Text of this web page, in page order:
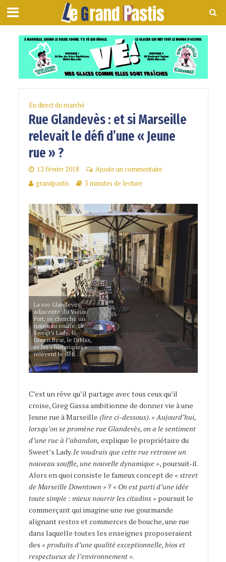
En direct du marché
Rue Glandevès : et si Marseille
relevait le défi d’une « Jeune
rue » ?
12 février 2018
Ajoute un commentaire
grandpastis
3 minutes de lecture
La rue Glandevès,
adjacente du Vieux-
Port, se cherche un
nouveau souffe. Le
Sweet’s Lady, le
Green Bear, le DrMax,
et les « historiques »
relèvent le défi…
C’est un rêve qu’il partage avec tous ceux qu’il
croise, Greg Gassa ambitionne de donner vie à une
Jeune rue à Marseille (lire ci-dessous). « Aujourd’hui,
lorsqu’on se promène rue Glandevès, on a le sentiment
d’une rue à l’abandon, explique le propriétaire du
Sweet’s Lady. Je voudrais que cette rue retrouve un
nouveau souffle, une nouvelle dynamique », poursuit-il.
Alors en quoi consiste le fameux concept de « street
de Marseille Downtown »? « On est parti d’une idée
toute simple : mieux nourrir les citadins »poursuit le
commerçant qui imagine une rue gourmande
alignant restos et commerces de bouche, une rue
dans laquelle toutes les enseignes proposeraient
des « produits d’une qualité exceptionnelle, bios et
respectueux de l’environnement ».